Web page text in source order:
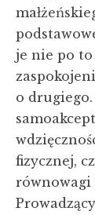
je nie po to
o
fizycznej,
równowagi